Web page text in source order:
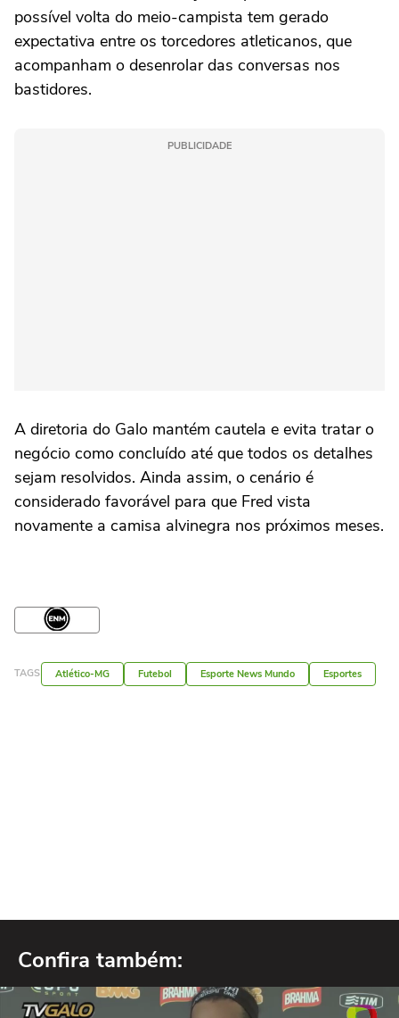
possível volta do meio-campista tem gerado
expectativa entre os torcedores atleticanos, que
acompanham o desenrolar das conversas nos
bastidores.
PUBLICIDADE
A diretoria do Galo mantém cautela e evita tratar o
negócio como concluído até que todos os detalhes
sejam resolvidos. Ainda assim, o cenário é
considerado favorável para que Fred vista
novamente a camisa alvinegra nos próximos meses.
TAGS Atlético-MG Futebol Esporte News Mundo Esportes
Confira também: